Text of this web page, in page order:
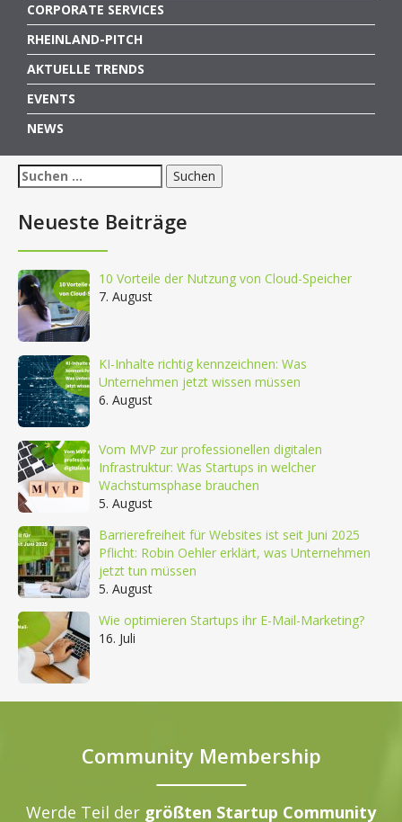
CORPORATE SERVICES
RHEINLAND-PITCH
AKTUELLE TRENDS
EVENTS
NEWS
Suchen
nach:
Neueste Beiträge
10 Vorteile der Nutzung von Cloud-Speicher
7. August
KI-Inhalte richtig kennzeichnen: Was
Unternehmen jetzt wissen müssen
6. August
Vom MVP zur professionellen digitalen
Infrastruktur: Was Startups in welcher
Wachstumsphase brauchen
5. August
Barrierefreiheit für Websites ist seit Juni 2025
Pflicht: Robin Oehler erklärt, was Unternehmen
jetzt tun müssen
5. August
Wie optimieren Startups ihr E-Mail-Marketing?
16. Juli
Community Membership
Werde Teil der größten Startup Community